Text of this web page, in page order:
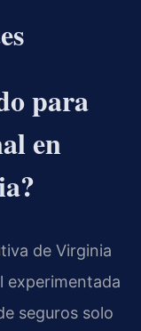
para
en
de Virginia
experimentada
seguros solo